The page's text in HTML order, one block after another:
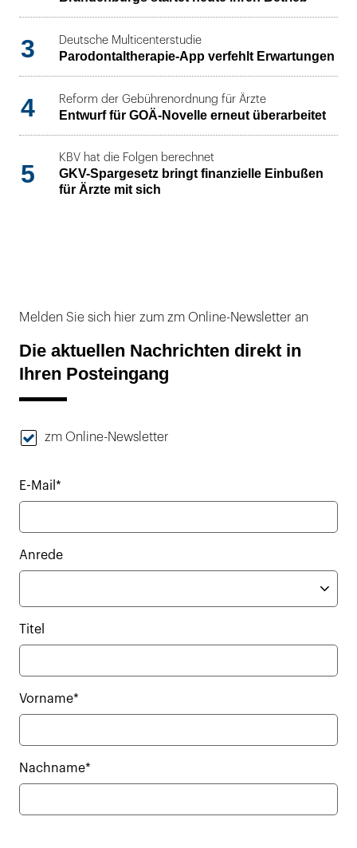
3 Deutsche Multicenterstudie
Parodontaltherapie-App verfehlt Erwartungen
4 Reform der Gebührenordnung für Ärzte
Entwurf für GOÄ-Novelle erneut überarbeitet
5
KBV hat die Folgen berechnet
GKV-Spargesetz bringt finanzielle Einbußen
für Ärzte mit sich
Melden Sie sich hier zum zm Online-Newsletter an
Die aktuellen Nachrichten direkt in
Ihren Posteingang
zm Online-Newsletter
E-Mail*
Anrede
Titel
Vorname*
Nachname*